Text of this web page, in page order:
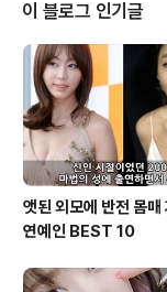
하면서도 더욱 뚜렷해진
순수미(Sensual Purity)’
그릴을 차량 아래쪽을 향
(Shark nose)’를 연상케
이 블로그 인기글
앳된 외모에 반전 몸매
연예인 BEST 10